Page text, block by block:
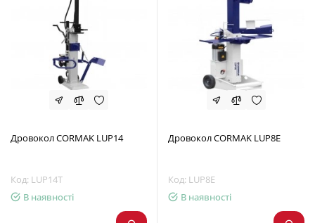
Дровокол CORMAK LUP14
Код: LUP14T
В наявності
Дровокол CORMAK LUP8E
Код: LUP8E
В наявності